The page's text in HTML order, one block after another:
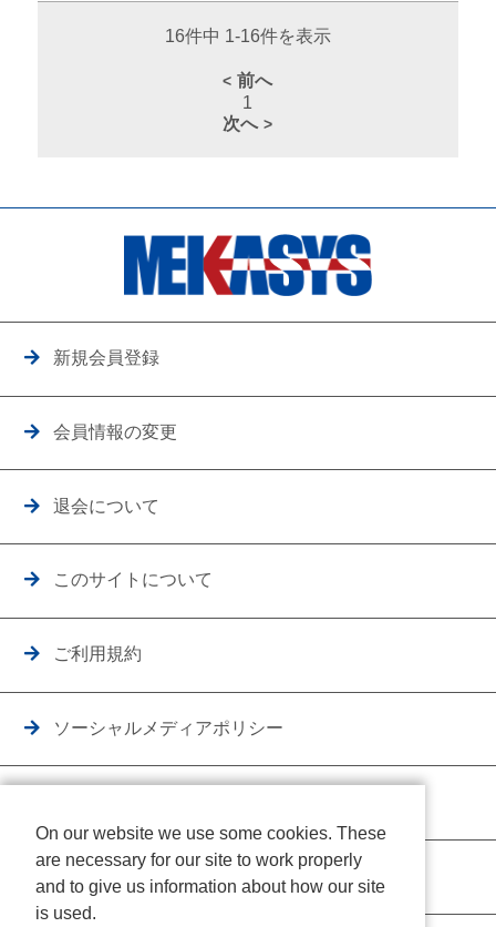
16件中 1-16件を表示
前へ
1
次へ
新規会員登録
会員情報の変更
退会について
このサイトについて
ご利用規約
ソーシャルメディアポリシー
クッキーポリシー
On our website we use some cookies. These
are necessary for our site to work properly
and to give us information about how our site
is used.